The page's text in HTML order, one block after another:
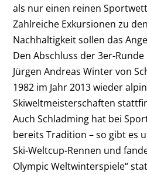
als nur einen reinen
Zahlreiche Exkursionen zu
Nachhaltigkeit sollen das
Den Abschluss der 3er-
Jürgen Andreas Winter von
1982 im Jahr 2013 wieder
Skiweltmeisterschaften
Auch Schladming hat bei
bereits Tradition – so gibt es
Ski-Weltcup-Rennen und
Olympic Weltwinterspiele“